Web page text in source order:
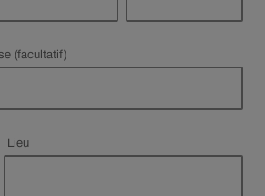
Complément d’adresse (facultatif)
LieuChamp obligatoire